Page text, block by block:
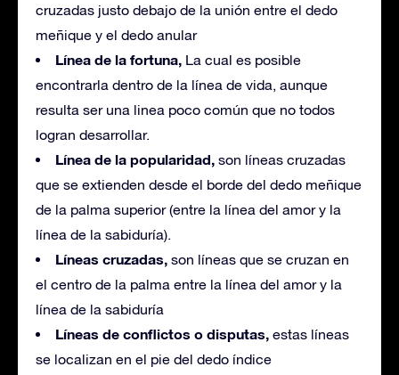
cruzadas justo debajo de la unión entre el dedo
meñique y el dedo anular
Línea de la fortuna, La cual es posible
encontrarla dentro de la línea de vida, aunque
resulta ser una linea poco común que no todos
logran desarrollar.
Línea de la popularidad, son líneas cruzadas
que se extienden desde el borde del dedo meñique
de la palma superior (entre la línea del amor y la
línea de la sabiduría).
Líneas cruzadas, son líneas que se cruzan en
el centro de la palma entre la línea del amor y la
línea de la sabiduría
Líneas de conflictos o disputas, estas líneas
se localizan en el pie del dedo índice